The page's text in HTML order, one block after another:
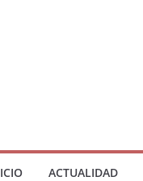
ACTUALIDAD